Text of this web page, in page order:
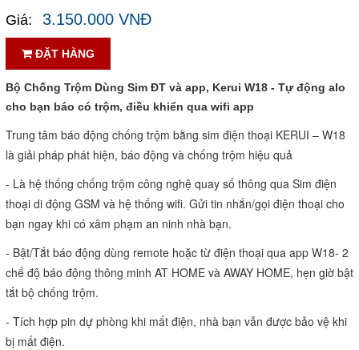
Giá: 3.150.000 VNĐ
ĐẶT HÀNG
Bộ Chống Trộm Dùng Sim ĐT và app, Kerui W18 - Tự động alo
cho bạn báo có trộm, điều khiển qua wifi app
Trung tâm báo động chống trộm bằng sim điện thoại KERUI – W18
là giải pháp phát hiện, báo động và chống trộm hiệu quả
- Là hệ thống chống trộm công nghệ quay số thông qua Sim điện
thoại di động GSM và hệ thống wifi. Gửi tin nhắn/gọi điện thoại cho
bạn ngay khi có xâm phạm an ninh nhà bạn.
- Bật/Tắt báo động dùng remote hoặc từ điện thoại qua app W18- 2
chế độ báo động thông minh AT HOME và AWAY HOME, hẹn giờ bật
tắt bộ chống trộm.
- Tích hợp pin dự phòng khi mất điện, nhà bạn vẫn được bảo vệ khi
bị mất điện.